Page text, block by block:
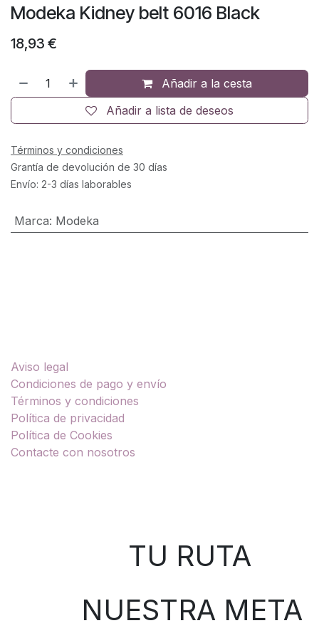
Modeka Kidney belt 6016 Black
18,93 €
Añadir a la cesta
Añadir a lista de deseos
Términos y condiciones
Grantía de devolución de 30 días
Envío: 2-3 días laborables
Marca: Modeka
Aviso legal
Condiciones de pago y envío
Términos y condiciones
Política de privacidad
Política de Cookies
Contacte con nosotros
TU RUTA
NUESTRA META